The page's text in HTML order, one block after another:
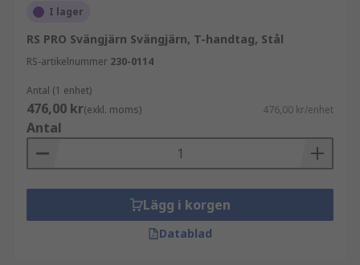
I lager
RS PRO Svängjärn Svängjärn, T-handtag, Stål
RS-artikelnummer 230-0114
Antal (1 enhet)
476,00 kr(exkl. moms) 476,00 kr/enhet
Antal
Lägg i korgen
Datablad